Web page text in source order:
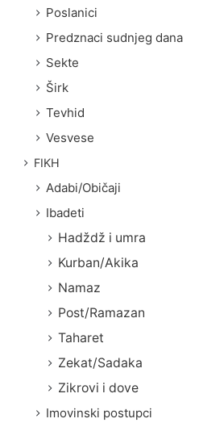
Poslanici
Predznaci sudnjeg dana
Sekte
Širk
Tevhid
Vesvese
FIKH
Adabi/Običaji
Ibadeti
Hadždž i umra
Kurban/Akika
Namaz
Post/Ramazan
Taharet
Zekat/Sadaka
Zikrovi i dove
Imovinski postupci